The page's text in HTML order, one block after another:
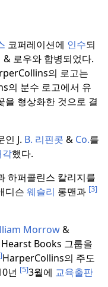
코퍼레이션에 인수되
로우와 합병되었다.
의 로고는
의 분수 로고에서 유
을 형상화한 것으로 결
J. B. 리핀콧 & Co.를
각했다.
하퍼콜린스 칼리지를
디슨 웨슬리 롱맨과 [3]
Morrow&
Books 그룹을
HarperCollins의 주도
년 [5]3월에 교육출판